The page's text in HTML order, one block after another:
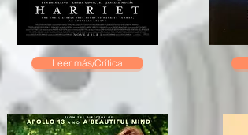
Leer más/Crítica